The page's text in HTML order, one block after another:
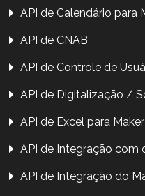
API de Calendário para
API de CNAB
API de Controle de
API de Digitalização /
API de Excel para Maker
API de Integração com
API de Integração do